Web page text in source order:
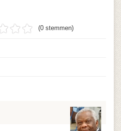
(0 stemmen)